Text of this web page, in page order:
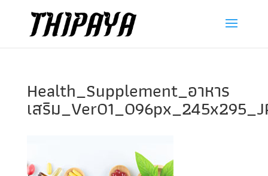
Health_Supplement_อาหาร
เสริม